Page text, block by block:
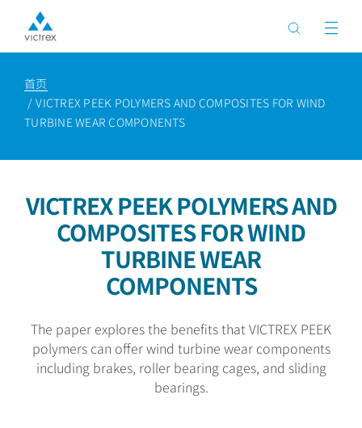
首页
VICTREX PEEK POLYMERS AND COMPOSITES FOR WIND
TURBINE WEAR COMPONENTS
VICTREX PEEK POLYMERS AND
COMPOSITES FOR WIND
TURBINE WEAR
COMPONENTS
The paper explores the benefits that VICTREX PEEK
polymers can offer wind turbine wear components
including brakes, roller bearing cages, and sliding
bearings.